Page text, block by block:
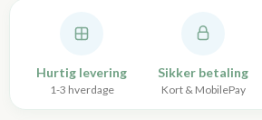
Hurtig levering
1-3 hverdage
Sikker betaling
Kort & MobilePay